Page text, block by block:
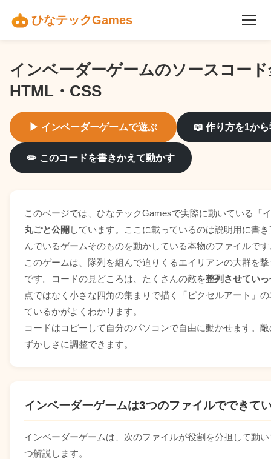
ひなテックGames
インベーダーゲームのソースコー
HTML・CSS
▶ インベーダーゲームで遊ぶ 📖 作り方を1か
✏️ このコードを書きかえて動かす
このページでは、ひなテックGamesで実際に動いている「
丸ごと公開 しています。ここに載っているのは説明用に書
んでいるゲームそのものを動かしている本物のファイルです
このゲームは、隊列を組んで迫りくるエイリアンの大群を
です。コードの見どころは、たくさんの敵を整列させてい
点ではなく小さな四角の集まりで描く「ピクセルアート」
ているかがよくわかります。
コードはコピーして自分のパソコンで自由に動かせます。
ずかしさに調整できます。
インベーダーゲームは3つのファイルでできて
インベーダーゲームは、次のファイルが役割を分担して動
つ解説します。